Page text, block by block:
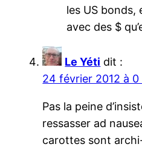
les US bonds,
avec des $
Le Yéti dit :
24 février 2012 à 0
Pas la peine
ressasser ad
carottes sont